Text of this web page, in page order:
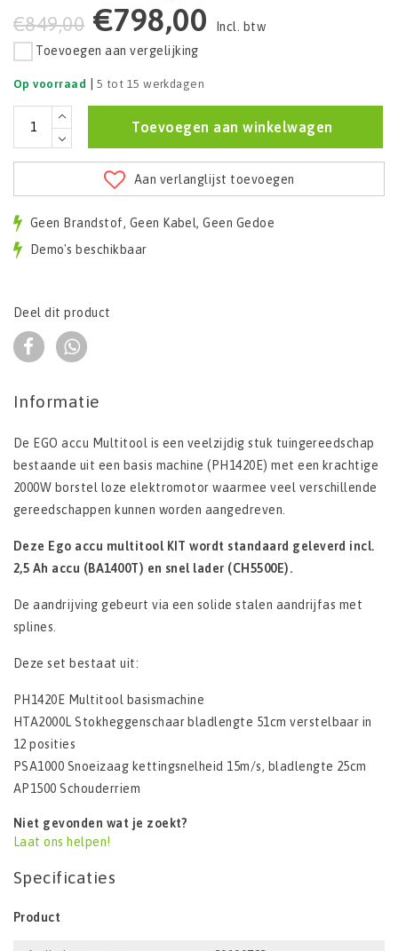
€849,00 €798,00
Incl. btw
Toevoegen aan vergelijking
Op voorraad | 5 tot 15 werkdagen
Toevoegen aan winkelwagen
Aan verlanglijst toevoegen
Geen Brandstof, Geen Kabel, Geen Gedoe
Demo's beschikbaar
Deel dit product
Informatie
De EGO accu Multitool is een veelzijdig stuk tuingereedschap
bestaande uit een basis machine (PH1420E) met een krachtige
2000W borstel loze elektromotor waarmee veel verschillende
gereedschappen kunnen worden aangedreven.
Deze Ego accu multitool KIT wordt standaard geleverd incl.
2,5 Ah accu (BA1400T) en snel lader (CH5500E).
De aandrijving gebeurt via een solide stalen aandrijfas met
splines.
Deze set bestaat uit:
PH1420E Multitool basismachine
HTA2000L Stokheggenschaar bladlengte 51cm verstelbaar in
12 posities
PSA1000 Snoeizaag kettingsnelheid 15m/s, bladlengte 25cm
AP1500 Schouderriem
Niet gevonden wat je zoekt?
Laat ons helpen!
Specificaties
Product